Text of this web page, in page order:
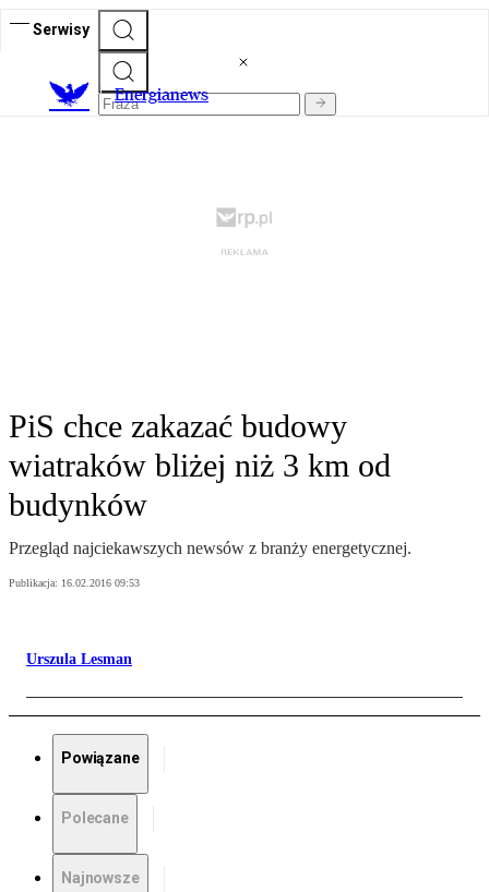
Serwisy
Energianews
PiS chce zakazać budowy
wiatraków bliżej niż 3 km od
budynków
Przegląd najciekawszych newsów z branży energetycznej.
Publikacja: 16.02.2016 09:53
Urszula Lesman
Powiązane
Polecane
Najnowsze